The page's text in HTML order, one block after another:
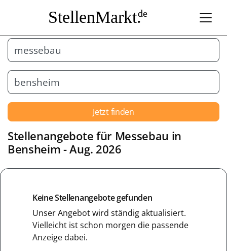
StellenMarkt.de
Jetzt finden
Stellenangebote für Messebau in
Bensheim- Aug. 2026
Keine Stellenangebote gefunden
Unser Angebot wird ständig aktualisiert.
Vielleicht ist schon morgen die passende
Anzeige dabei.